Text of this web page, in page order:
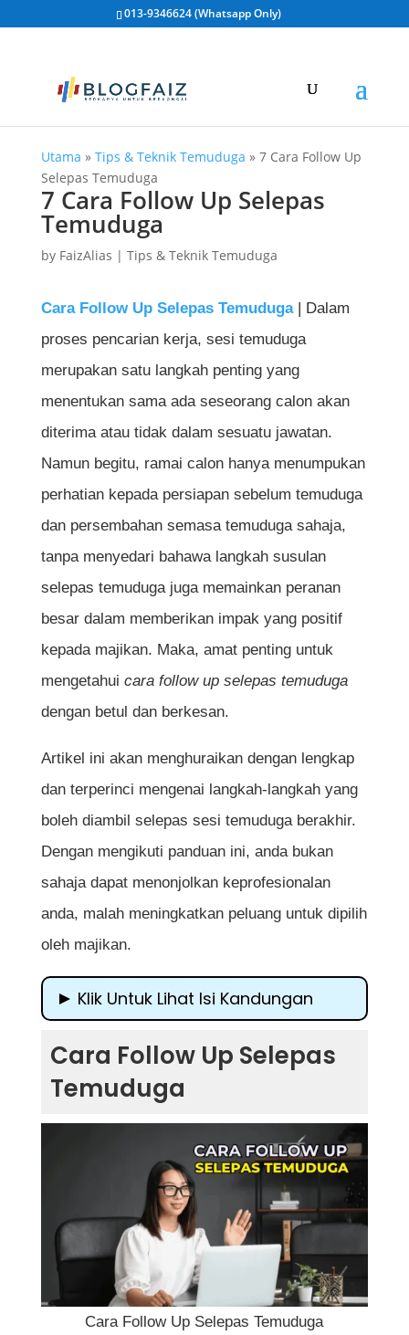
013-9346624 (Whatsapp Only)
Utama » Tips & Teknik Temuduga » 7 Cara Follow Up
Selepas Temuduga
7 Cara Follow Up Selepas
Temuduga
by FaizAlias | Tips & Teknik Temuduga
Cara Follow Up Selepas Temuduga| Dalam
proses pencarian kerja, sesi temuduga
merupakan satu langkah penting yang
menentukan sama ada seseorang calon akan
diterima atau tidak dalam sesuatu jawatan.
Namun begitu, ramai calon hanya menumpukan
perhatian kepada persiapan sebelum temuduga
dan persembahan semasa temuduga sahaja,
tanpa menyedari bahawa langkah susulan
selepas temuduga juga memainkan peranan
besar dalam memberikan impak yang positif
kepada majikan. Maka, amat penting untuk
mengetahui cara follow up selepas temuduga
dengan betul dan berkesan.
Artikel ini akan menghuraikan dengan lengkap
dan terperinci mengenai langkah-langkah yang
boleh diambil selepas sesi temuduga berakhir.
Dengan mengikuti panduan ini, anda bukan
sahaja dapat menonjolkan keprofesionalan
anda, malah meningkatkan peluang untuk dipilih
oleh majikan.
Klik Untuk Lihat Isi Kandungan
1. Kenapa Perlu Follow Up Selepas
Temuduga?
2. Bila Masa Terbaik untuk Follow Up?
3. Saluran Komunikasi Terbaik untuk
Follow Up
Emel
Telefon
Mesej LinkedIn
Cara Follow Up Selepas
Temuduga
Cara Follow Up Selepas Temuduga